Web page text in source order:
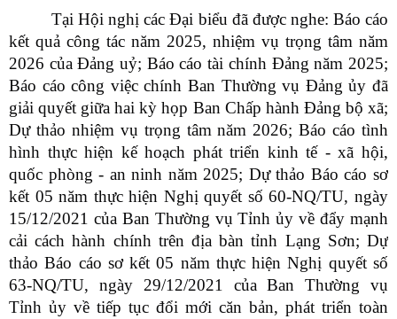
Tại Hội nghị các Đại biểu đã được nghe: Báo cáo
kết quả công tác năm 2025, nhiệm vụ trọng tâm năm
2026 của Đảng uỷ; Báo cáo tài chính Đảng năm 2025;
Báo cáo công việc chính Ban Thường vụ Đảng ủy đã
giải quyết giữa hai kỳ họp Ban Chấp hành Đảng bộ xã;
Dự thảo nhiệm vụ trọng tâm năm 2026; Báo cáo tình
hình thực hiện kế hoạch phát triển kinh tế - xã hội,
quốc phòng - an ninh năm 2025; Dự thảo Báo cáo sơ
kết 05 năm thực hiện Nghị quyết số 60-NQ/TU, ngày
15/12/2021 của Ban Thường vụ Tỉnh ủy về đẩy mạnh
cải cách hành chính trên địa bàn tỉnh Lạng Sơn; Dự
thảo Báo cáo sơ kết 05 năm thực hiện Nghị quyết số
63-NQ/TU, ngày 29/12/2021 của Ban Thường vụ
Tỉnh ủy về tiếp tục đổi mới căn bản, phát triển toàn